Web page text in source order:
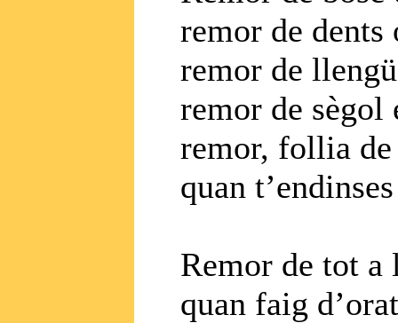
remor de
remor de
remor de
remor, follia
quan
Remor de tot a
quan faig